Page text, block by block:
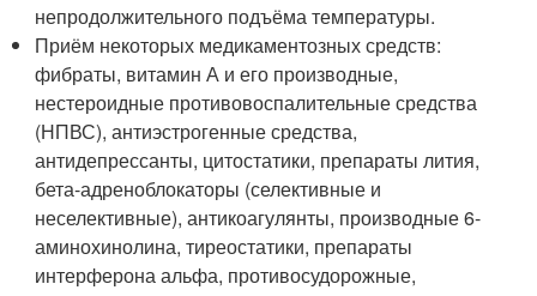
непродолжительного подъёма температуры.
Приём некоторых медикаментозных средств:
фибраты, витамин А и его производные,
нестероидные противовоспалительные средства
(НПВС), антиэстрогенные средства,
антидепрессанты, цитостатики, препараты лития,
бета-адреноблокаторы (селективные и
неселективные), антикоагулянты, производные 6-
аминохинолина, тиреостатики, препараты
интерферона альфа, противосудорожные,